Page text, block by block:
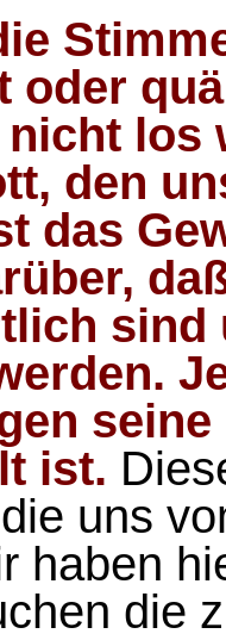
oder
los
den
das
sind
ist.
uns
haben
die